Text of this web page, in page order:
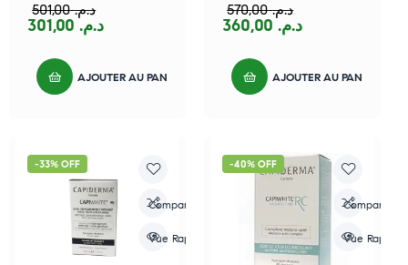
د.م.501,00
د.م.
AJOUTER AU PANIER
د.م.570,00
د.م.
AJOUTER AU PANIER
-33% OFF
Compare
Vue Rapide
-40% OFF
Compare
Vue Rapide